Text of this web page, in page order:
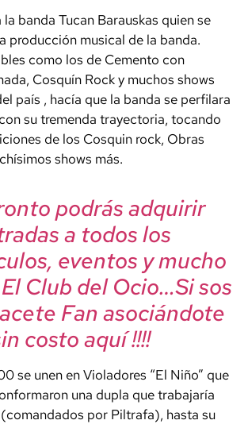
banda Tucan Barauskas quien se
producción musical de la banda.
como los de Cemento con
Cosquín Rock y muchos shows
país , hacía que la banda se perfilara
su tremenda trayectoria, tocando
de los Cosquin rock, Obras
shows más.
podrás adquirir
a todos los
eventos y mucho
Club del Ocio…Si sos
Fan asociándote
costo aquí !!!!
se unen en Violadores “El Niño” que
una dupla que trabajaría
por Piltrafa), hasta su